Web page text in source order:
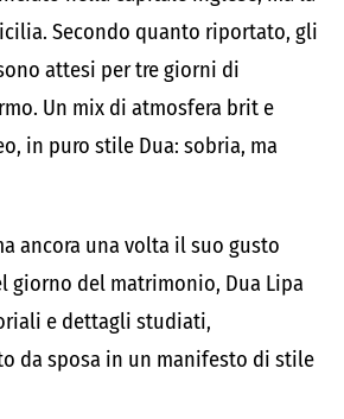
Secondo quanto riportato, gli
attesi per tre giorni di
Un mix di atmosfera brit e
in puro stile Dua: sobria, ma
ancora una volta il suo gusto
giorno del matrimonio, Dua Lipa
e dettagli studiati,
da sposa in un manifesto di stile